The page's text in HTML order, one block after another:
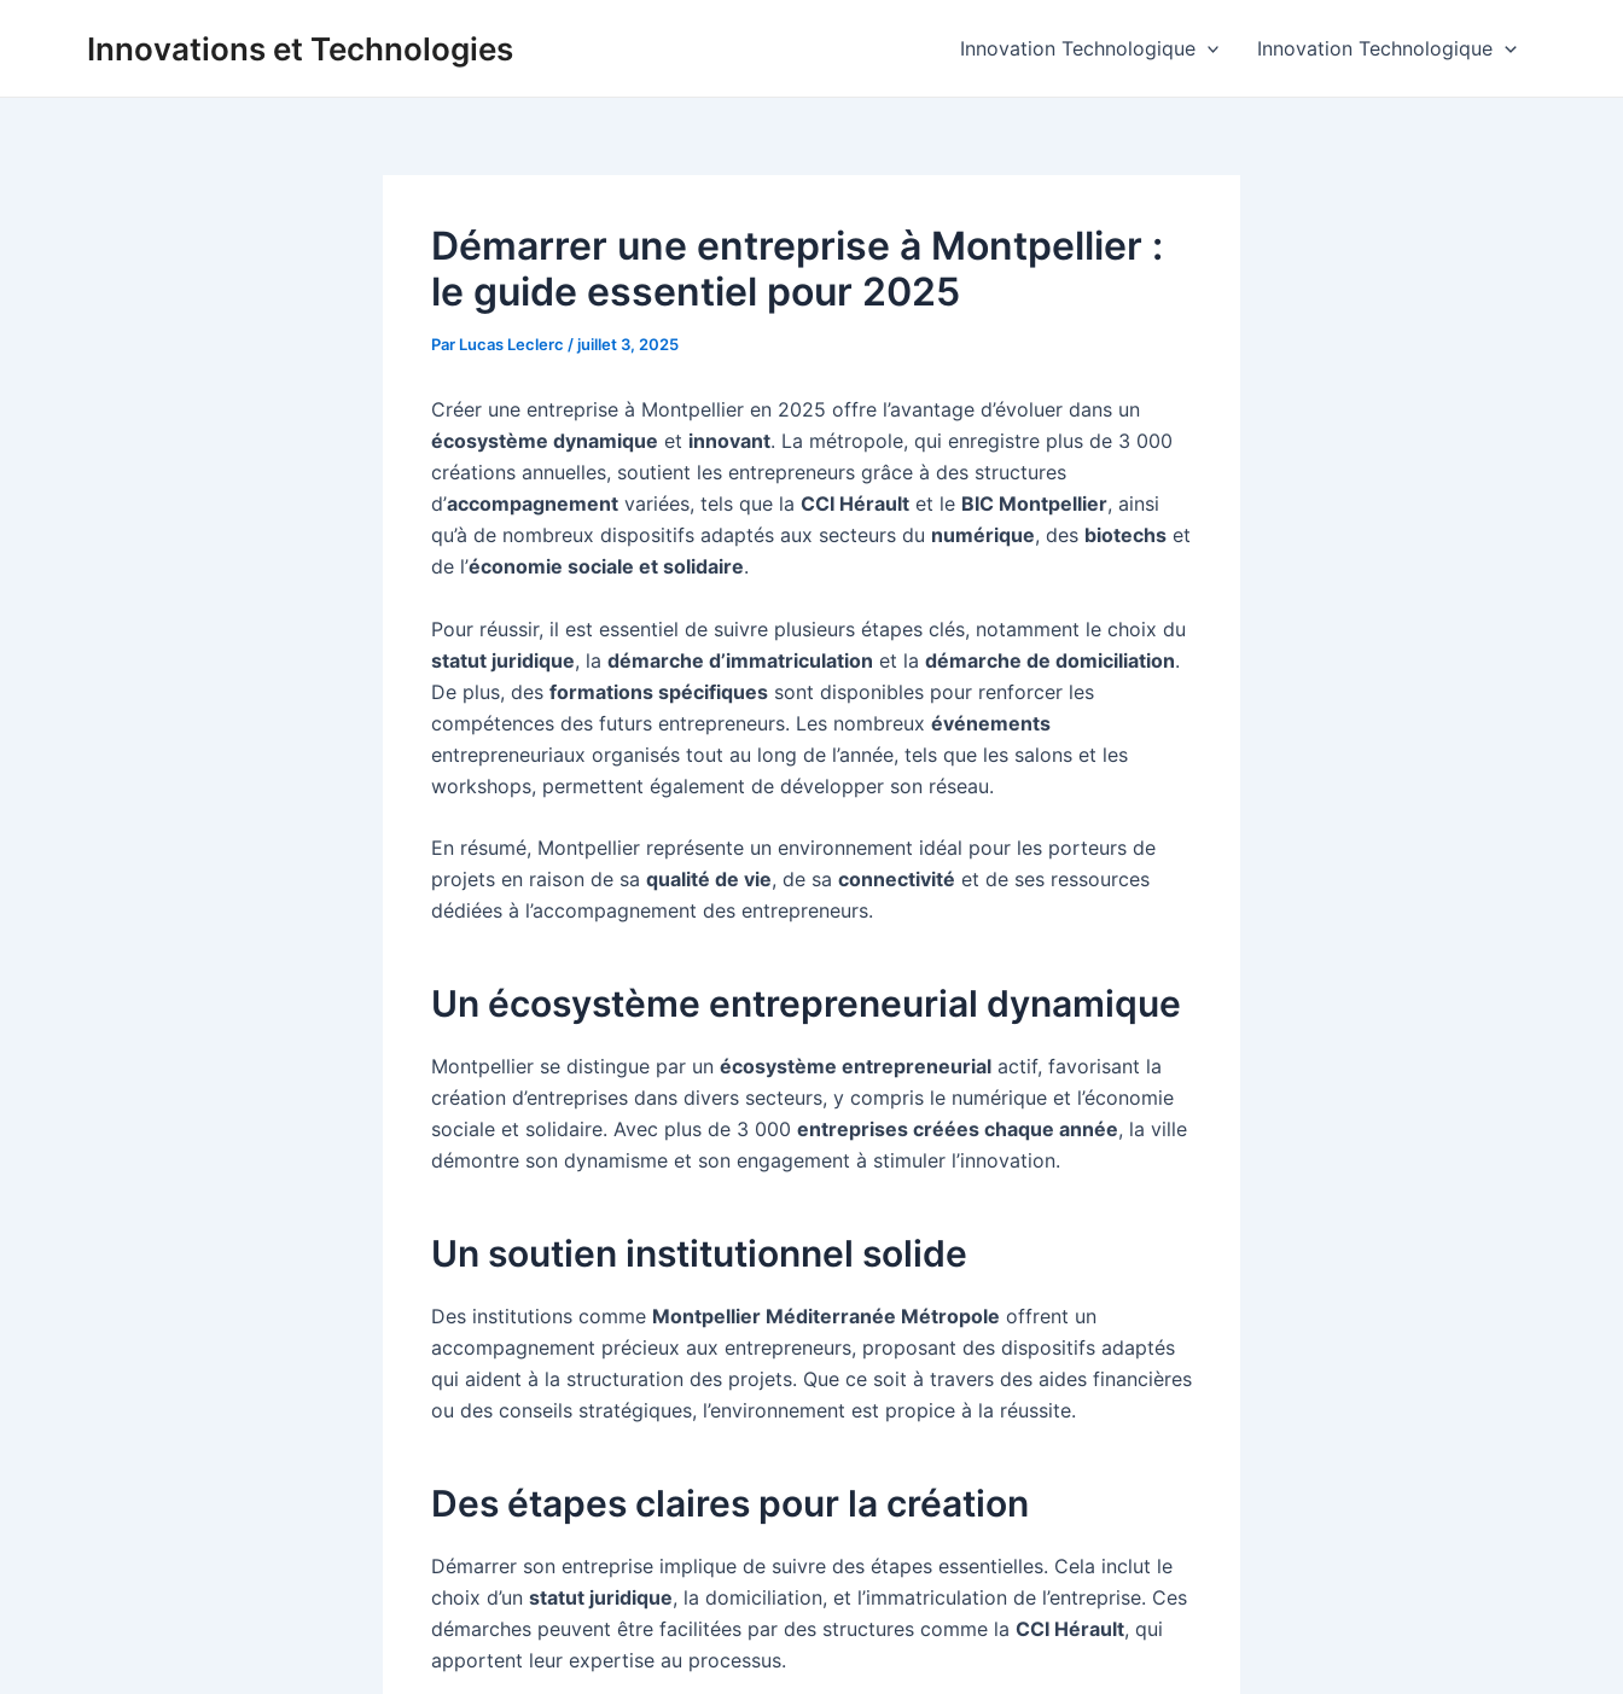
Innovations et Technologies Innovation Technologique Innovation Technologique
Démarrer une entreprise à Montpellier :
le guide essentiel pour 2025
Par Lucas Leclerc /juillet 3, 2025
Créer une entreprise à Montpellier en 2025 offre l’avantage d’évoluer dans un
écosystème dynamique et innovant. La métropole, qui enregistre plus de 3 000
créations annuelles, soutient les entrepreneurs grâce à des structures
d’accompagnement variées, tels que la CCI Hérault et le BIC Montpellier, ainsi
qu’à de nombreux dispositifs adaptés aux secteurs du numérique, des biotechs et
de l’économie sociale et solidaire.
Pour réussir, il est essentiel de suivre plusieurs étapes clés, notamment le choix du
statut juridique, la démarche d’immatriculation et la démarche de domiciliation.
De plus, des formations spécifiques sont disponibles pour renforcer les
compétences des futurs entrepreneurs. Les nombreux événements
entrepreneuriaux organisés tout au long de l’année, tels que les salons et les
workshops, permettent également de développer son réseau.
En résumé, Montpellier représente un environnement idéal pour les porteurs de
projets en raison de sa qualité de vie, de sa connectivité et de ses ressources
dédiées à l’accompagnement des entrepreneurs.
Un écosystème entrepreneurial dynamique
Montpellier se distingue par un écosystème entrepreneurial actif, favorisant la
création d’entreprises dans divers secteurs, y compris le numérique et l’économie
sociale et solidaire. Avec plus de 3 000 entreprises créées chaque année, la ville
démontre son dynamisme et son engagement à stimuler l’innovation.
Un soutien institutionnel solide
Des institutions comme Montpellier Méditerranée Métropole offrent un
accompagnement précieux aux entrepreneurs, proposant des dispositifs adaptés
qui aident à la structuration des projets. Que ce soit à travers des aides financières
ou des conseils stratégiques, l’environnement est propice à la réussite.
Des étapes claires pour la création
Démarrer son entreprise implique de suivre des étapes essentielles. Cela inclut le
choix d’un statut juridique, la domiciliation, et l’immatriculation de l’entreprise. Ces
démarches peuvent être facilitées par des structures comme la CCI Hérault, qui
apportent leur expertise au processus.